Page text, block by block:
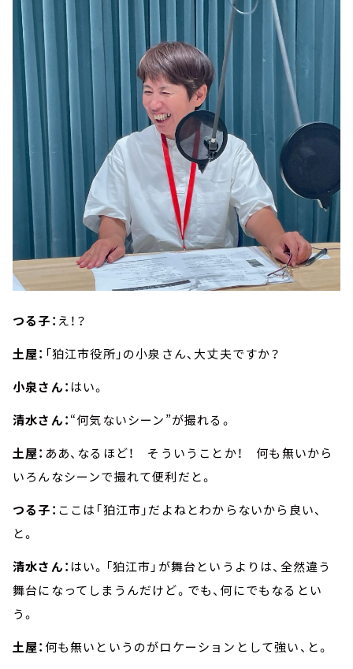
つる子： え！？
土屋： 「狛江市役所」の小泉さん、大丈夫ですか？
小泉さん： はい。
清水さん：“何気ないシーン”が撮れる。
土屋： ああ、なるほど！ そういうことか！ 何も無いから
いろんなシーンで撮れて便利だと。
つる子： ここは「狛江市」だよねとわからないから良い、
と。
清水さん： はい。「狛江市」が舞台というよりは、全然違う
舞台になってしまうんだけど。でも、何にでもなるとい
う。
土屋： 何も無いというのがロケーションとして強い、と。